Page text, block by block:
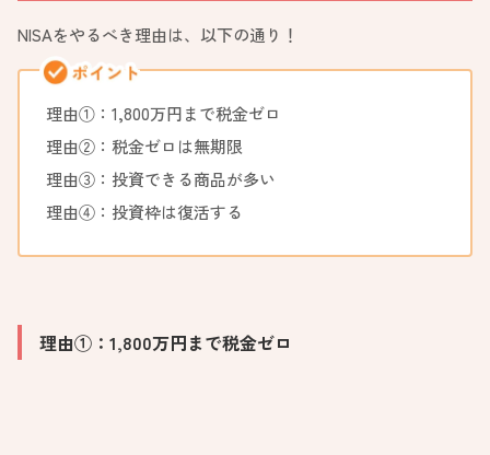
NISAをやるべき理由は、以下の通り！
理由①：1,800万円まで税金ゼロ
理由②：税金ゼロは無期限
理由③：投資できる商品が多い
理由④：投資枠は復活する
理由①：1,800万円まで税金ゼロ